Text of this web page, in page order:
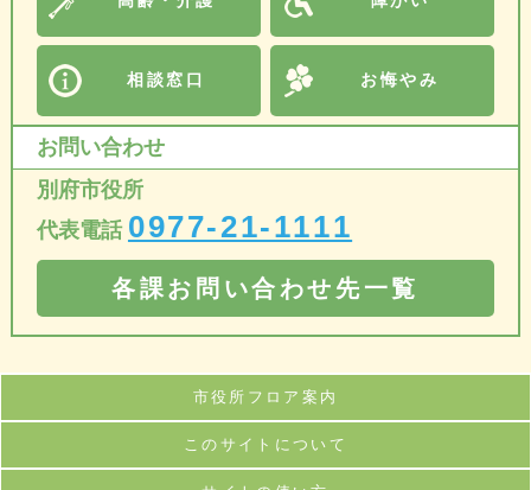
相談窓口 お悔やみ
お問い合わせ
別府市役所
代表電話 0977-21-1111
各課お問い合わせ先一覧
市役所フロア案内
このサイトについて